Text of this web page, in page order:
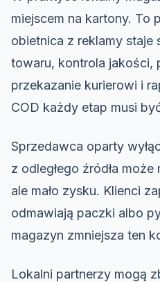
miejscem na kartony. To
obietnica z reklamy staje
towaru, kontrola jakości,
przekazanie kurierowi i
COD każdy etap musi
Sprzedawca oparty
z odległego źródła
ale mało zysku. Klienci
odmawiają paczki albo
magazyn zmniejsza ten
Lokalni partnerzy mogą